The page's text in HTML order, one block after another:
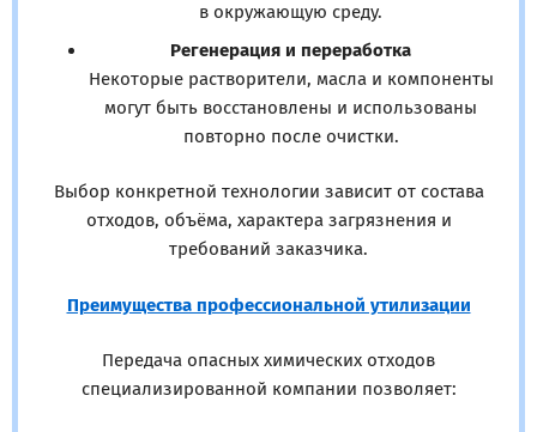
в окружающую среду.
Регенерация и переработка
Некоторые растворители, масла и компоненты
могут быть восстановлены и использованы
повторно после очистки.
Выбор конкретной технологии зависит от состава
отходов, объёма, характера загрязнения и
требований заказчика.
Преимущества профессиональной утилизации
Передача опасных химических отходов
специализированной компании позволяет: